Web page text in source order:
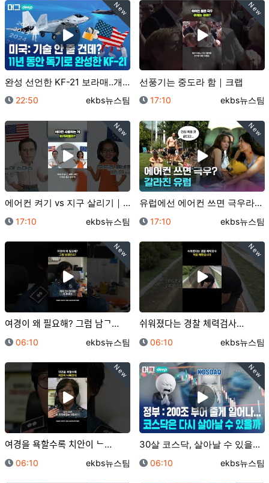
New
완성 선언한 KF-21 보라매..개발사 완벽 총정리/ …
등록일
22:50 등록자
ekbs뉴스팀
New
선풍기는 중도라 함｜크랩
등록일
17:10 등록자
ekbs뉴스팀
New
에어컨 켜기 vs 지구 살리기｜크랩
등록일
17:10 등록자
ekbs뉴스팀
New
유럽에선 에어컨 쓰면 극우라고요??｜크랩
등록일
17:10 등록자
ekbs뉴스팀
New
여경이 왜 필요해? 그럼 남ᄀ…
등록일
06:10 등록자
ekbs뉴스팀
New
쉬워졌다는 경찰 체력검사…
등록일
06:10 등록자
ekbs뉴스팀
New
여경을 욕할수록 치안이 ᄂ…
등록일
06:10 등록자
ekbs뉴스팀
New
30살 코스닥, 살아날 수 있을까?/ 머그 딥 인사이트…
등록일
06:10 등록자
ekbs뉴스팀